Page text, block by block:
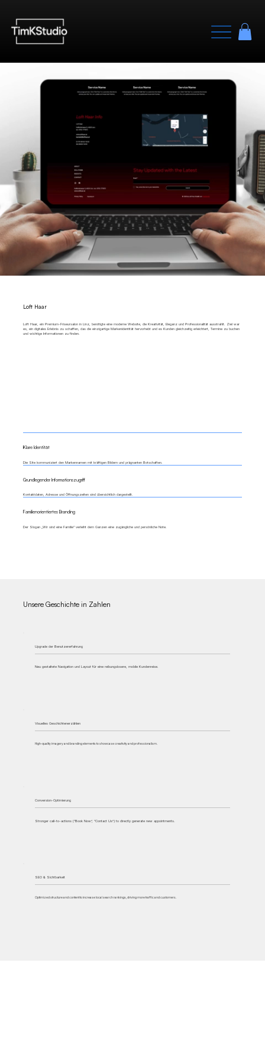
Loft Haar
Loft Haar, ein Premium-Friseursalon in Linz, benötigte eine moderne Website, die Kreativität, Eleganz und Professionalität ausstrahlt. Ziel war
es, ein digitales Erlebnis zu schaffen, das die einzigartige Markenidentität hervorhebt und es Kunden gleichzeitig erleichtert, Termine zu buchen
und wichtige Informationen zu finden.
Klare Identität
Die Site kommuniziert den Markennamen mit kräftigen Bildern und prägnanten Botschaften.
Grundlegender Informationszugriff
Kontaktdaten, Adresse und Öffnungszeiten sind übersichtlich dargestellt.
Familienorientiertes Branding
Der Slogan „Wir sind eine Familie“ verleiht dem Ganzen eine zugängliche und persönliche Note.
Unsere Geschichte in Zahlen
Upgrade der Benutzererfahrung
Neu gestaltete Navigation und Layout für eine reibungslosere, mobile Kundenreise.
Visuelles Geschichtenerzählen
High-quality imagery and branding elements to showcase creativity and professionalism.
Conversion-Optimierung
Stronger call-to-actions (“Book Now”, “Contact Us”) to directly generate new appointments.
SEO & Sichtbarkeit
Optimized structure and content to increase local search rankings, driving more traffic and customers.